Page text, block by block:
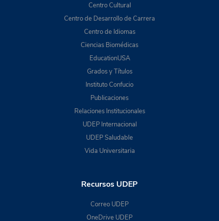
Centro Cultural
Centro de Desarrollo de Carrera
Centro de Idiomas
Ciencias Biomédicas
EducationUSA
Grados y Títulos
Instituto Confucio
Publicaciones
Relaciones Institucionales
UDEP Internacional
UDEP Saludable
Vida Universitaria
Recursos UDEP
Correo UDEP
OneDrive UDEP